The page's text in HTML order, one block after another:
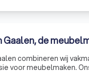
Gaalen, de
combineren wij
voor meubelmaken.